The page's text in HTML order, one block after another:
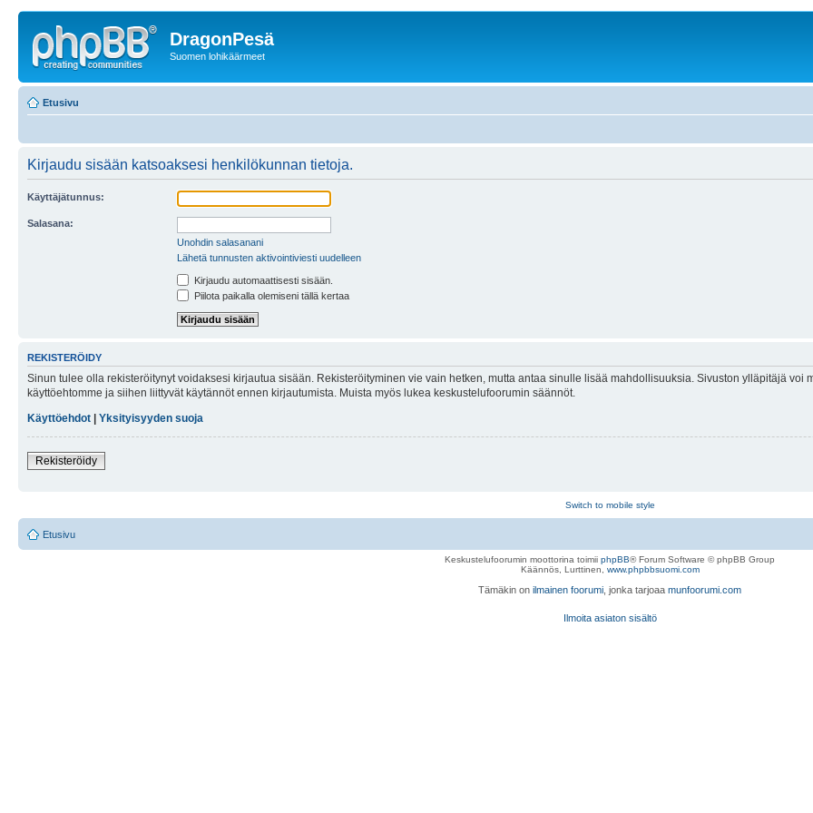
DragonPesä
Suomen lohikäärmeet
Etusivu
Kirjaudu sisään katsoaksesi henkilökunnan tietoja.
Käyttäjätunnus:
Salasana:
Unohdin salasanani
Lähetä tunnusten aktivointiviesti uudelleen
Kirjaudu automaattisesti sisään.
Piilota paikalla olemiseni tällä kertaa
REKISTERÖIDY
Sinun tulee olla rekisteröitynyt voidaksesi kirjautua sisään. Rekisteröityminen vie vain hetken, mutta antaa sinulle lisää mahdollisuuksia. Sivuston ylläpitäjä
käyttöehtomme ja siihen liittyvät käytännöt ennen kirjautumista. Muista myös lukea keskustelufoorumin säännöt.
Käyttöehdot
Yksityisyyden suoja
Rekisteröidy
Switch to mobile style
Etusivu
Keskustelufoorumin moottorina toimii phpBB® Forum Software © phpBB Group
Käännös, Lurttinen, www.phpbbsuomi.com
Tämäkin on ilmainen foorumi , jonka tarjoaa munfoorumi.com
Ilmoita asiaton sisältö